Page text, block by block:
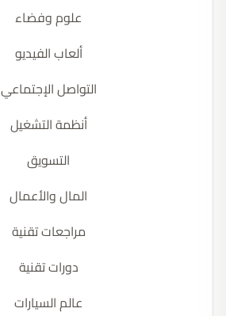
علوم وفضاء
ألعاب الفيديو
التواصل الإجتماعي
أنظمة التشغيل
التسويق
المال والأعمال
مراجعات تقنية
دورات تقنية
عالم السيارات